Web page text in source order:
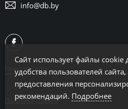
info@db.by
Политика cookies
Сайт использует файлы cookie
удобства пользователей
предоставления
рекомендаций. Подробнее